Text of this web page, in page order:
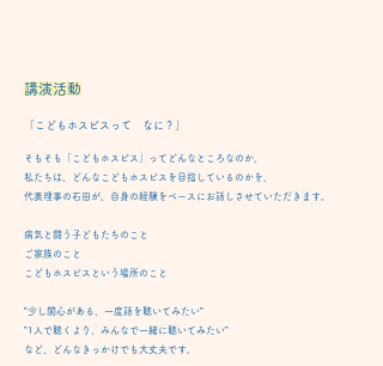
講演活動
「こどもホスピスって なに？」
そもそも「こどもホスピス」ってどんなところなのか、
​私たちは、どんなこどもホスピスを目指しているのかを、
代表理事の石田が、自身の経験をベースにお話しさせていただきます。
​病気と闘う子どもたちのこと
ご家族のこと
こどもホスピスという場所のこと
”少し関心がある、一度話を聴いてみたい”
”1人で聴くより、みんなで一緒に聴いてみたい”
など、どんなきっかけでも ​大丈夫です。